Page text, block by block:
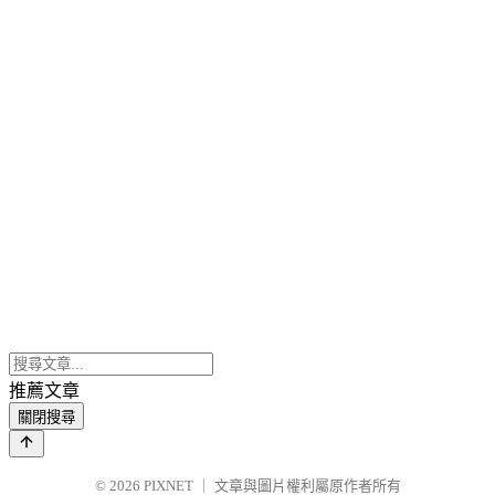
推薦文章
關閉搜尋
© 2026 PIXNET 文章與圖片權利屬原作者所有